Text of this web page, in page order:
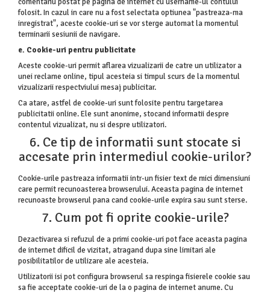
folosit. In cazul in care nu a fost selectata optiunea "pastreaza-ma
inregistrat", aceste cookie-uri se vor sterge automat la momentul
terminarii sesiunii de navigare.
e. Cookie-uri pentru publicitate
Aceste cookie-uri permit aflarea vizualizarii de catre un utilizator a
unei reclame online, tipul acesteia si timpul scurs de la momentul
vizualizarii respectviului mesaj publicitar.
Ca atare, astfel de cookie-uri sunt folosite pentru targetarea
publicitatii online. Ele sunt anonime, stocand informatii despre
contentul vizualizat, nu si despre utilizatori.
6. Ce tip de informatii sunt stocate si
accesate prin intermediul cookie-urilor?
Cookie-urile pastreaza informatii intr-un fisier text de mici dimensiuni
care permit recunoasterea browserului. Aceasta pagina de internet
recunoaste browserul pana cand cookie-urile expira sau sunt sterse.
7. Cum pot fi oprite cookie-urile?
Dezactivarea si refuzul de a primi cookie-uri pot face aceasta pagina
de internet dificil de vizitat, atragand dupa sine limitari ale
posibilitatilor de utilizare ale acesteia.
Utilizatorii isi pot configura browserul sa respinga fisierele cookie sau
sa fie acceptate cookie-uri de la o pagina de internet anume. Cu